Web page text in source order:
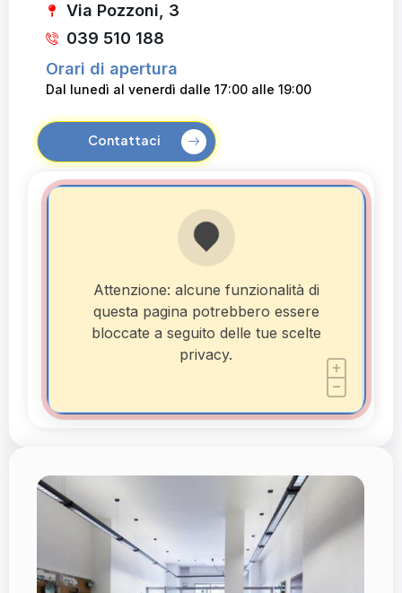
Via Pozzoni, 3
039 510 188
Orari di apertura
Dal lunedì al venerdì dalle 17:00 alle 19:00
Contattaci
Attenzione: alcune funzionalità di
questa pagina potrebbero essere
bloccate a seguito delle tue scelte
privacy.